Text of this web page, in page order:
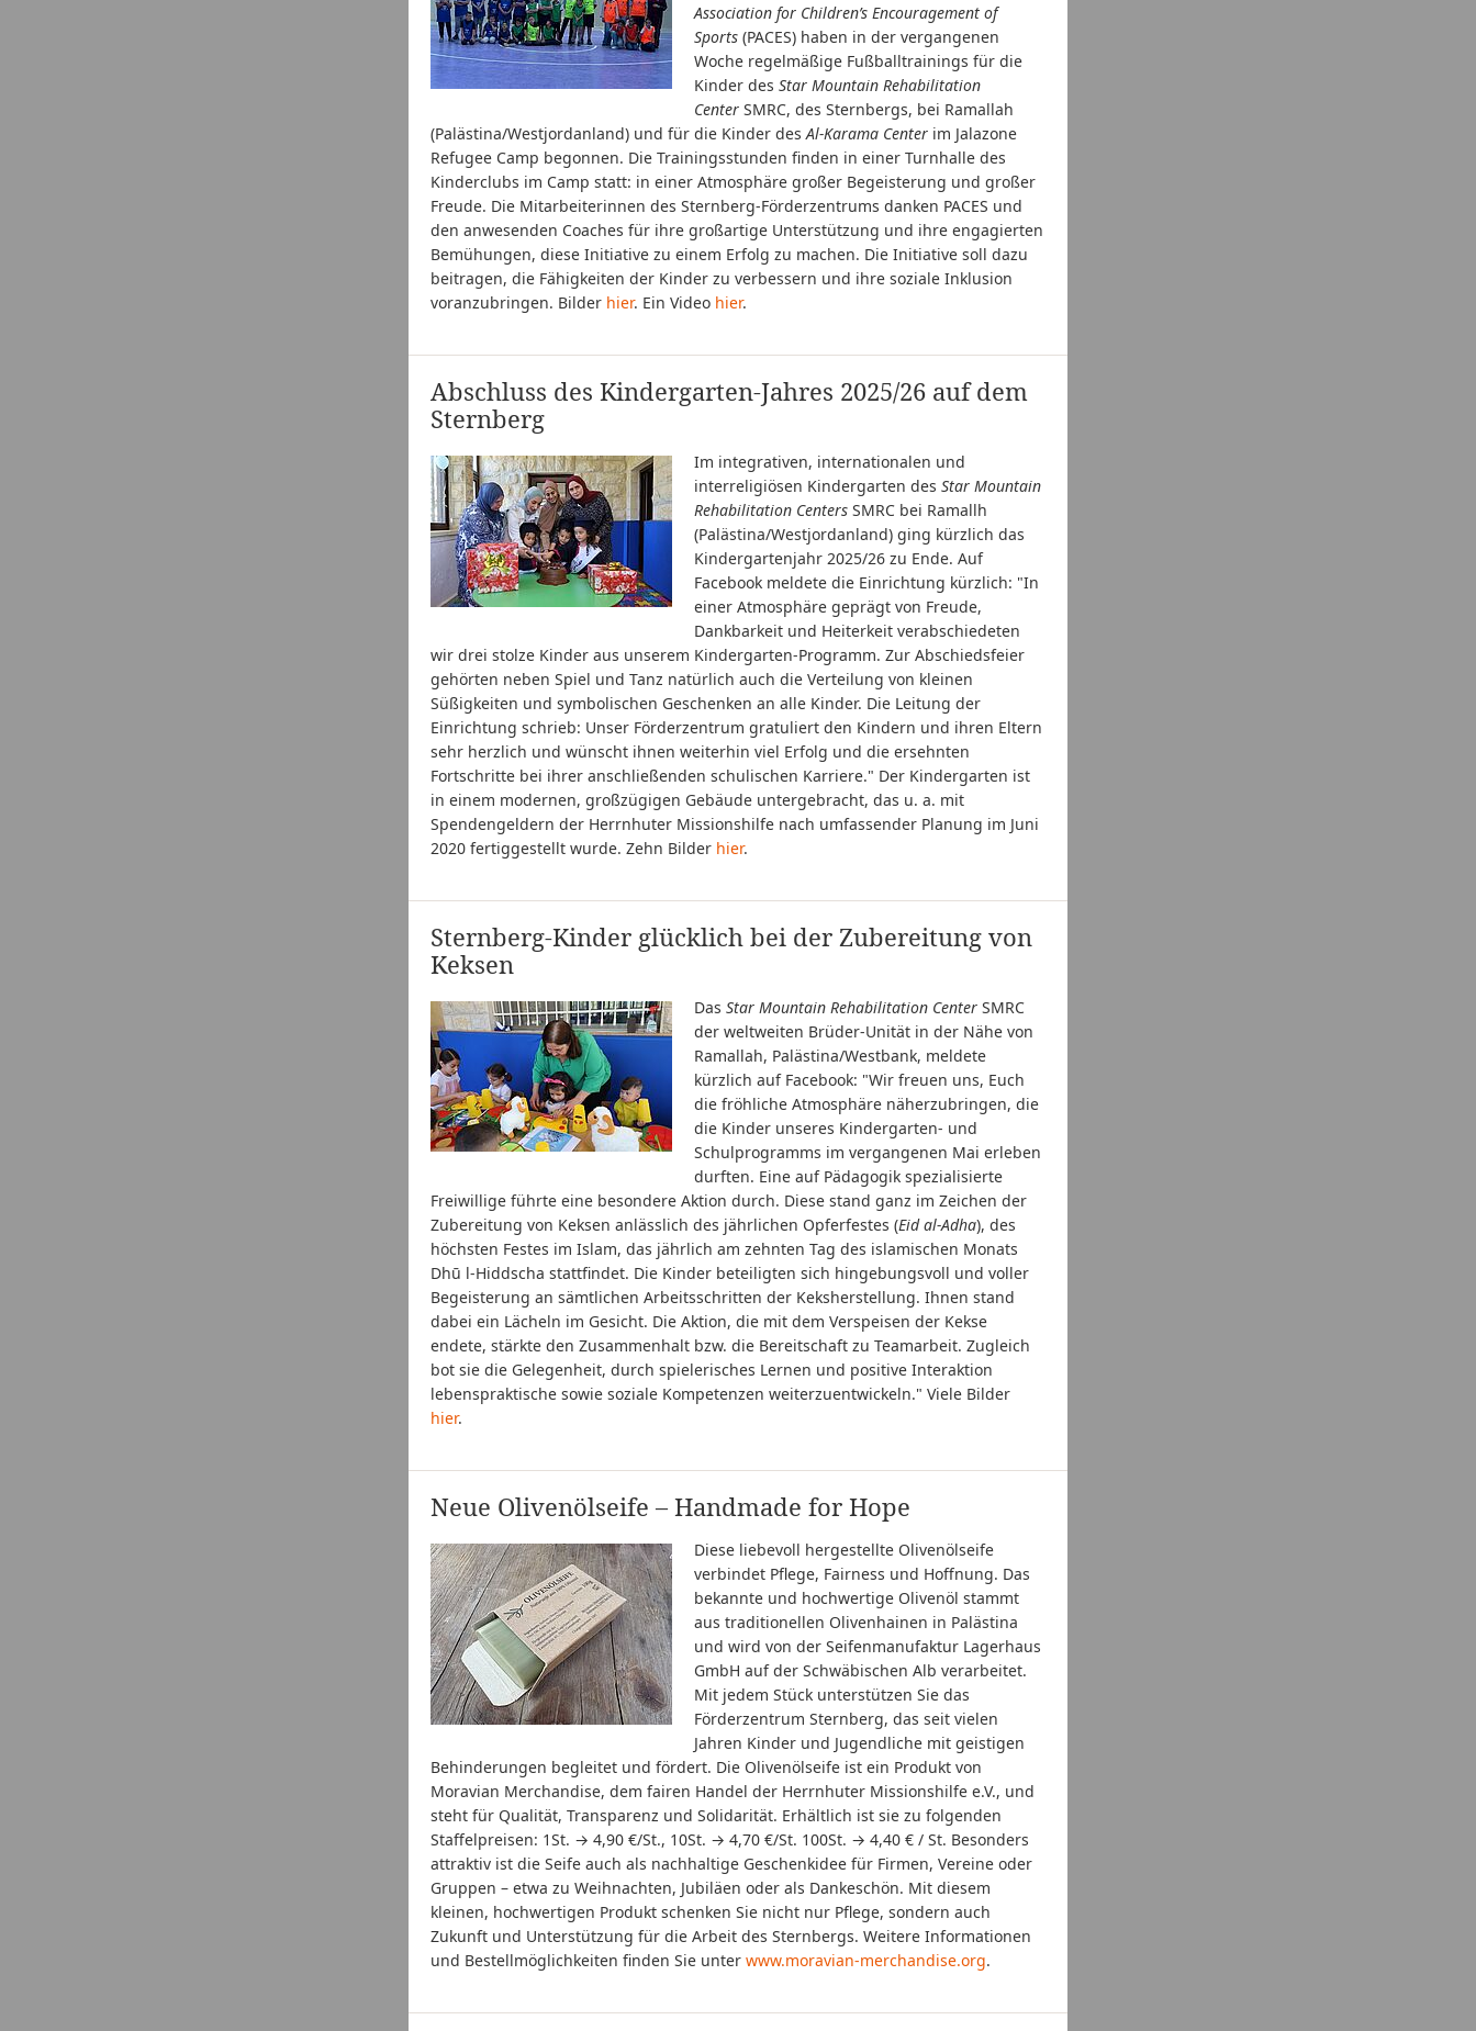
Association for Children’s Encouragement of
Sports (PACES) haben in der vergangenen
Woche regelmäßige Fußballtrainings für die
Kinder des Star Mountain Rehabilitation
Center SMRC, des Sternbergs, bei Ramallah
(Palästina/Westjordanland) und für die Kinder desAl-Karama Center im Jalazone
Refugee Camp begonnen. Die Trainingsstunden finden in einer Turnhalle des
Kinderclubs im Camp statt: in einer Atmosphäre großer Begeisterung und großer
Freude. Die Mitarbeiterinnen des Sternberg-Förderzentrums danken PACES und
den anwesenden Coaches für ihre großartige Unterstützung und ihre engagierten
Bemühungen, diese Initiative zu einem Erfolg zu machen. Die Initiative soll dazu
beitragen, die Fähigkeiten der Kinder zu verbessern und ihre soziale Inklusion
voranzubringen. Bilder hier. Ein Video hier.
Abschluss des Kindergarten-Jahres 2025/26 auf dem
Sternberg
Im integrativen, internationalen und
interreligiösen Kindergarten des Star Mountain
Rehabilitation Centers SMRC bei Ramallh
(Palästina/Westjordanland) ging kürzlich das
Kindergartenjahr 2025/26 zu Ende. Auf
Facebook meldete die Einrichtung kürzlich: "In
einer Atmosphäre geprägt von Freude,
Dankbarkeit und Heiterkeit verabschiedeten
wir drei stolze Kinder aus unserem Kindergarten-Programm. Zur Abschiedsfeier
gehörten neben Spiel und Tanz natürlich auch die Verteilung von kleinen
Süßigkeiten und symbolischen Geschenken an alle Kinder. Die Leitung der
Einrichtung schrieb: Unser Förderzentrum gratuliert den Kindern und ihren Eltern
sehr herzlich und wünscht ihnen weiterhin viel Erfolg und die ersehnten
Fortschritte bei ihrer anschließenden schulischen Karriere." Der Kindergarten ist
in einem modernen, großzügigen Gebäude untergebracht, das u. a. mit
Spendengeldern der Herrnhuter Missionshilfe nach umfassender Planung im Juni
2020 fertiggestellt wurde. Zehn Bilder hier.
Sternberg-Kinder glücklich bei der Zubereitung von
Keksen
Das Star Mountain Rehabilitation Center SMRC
der weltweiten Brüder-Unität in der Nähe von
Ramallah, Palästina/Westbank, meldete
kürzlich auf Facebook: "Wir freuen uns, Euch
die fröhliche Atmosphäre näherzubringen, die
die Kinder unseres Kindergarten- und
Schulprogramms im vergangenen Mai erleben
durften. Eine auf Pädagogik spezialisierte
Freiwillige führte eine besondere Aktion durch. Diese stand ganz im Zeichen der
Zubereitung von Keksen anlässlich des jährlichen Opferfestes (Eid al-Adha), des
höchsten Festes im Islam, das jährlich am zehnten Tag des islamischen Monats
Dhū l-Hiddscha stattfindet. Die Kinder beteiligten sich hingebungsvoll und voller
Begeisterung an sämtlichen Arbeitsschritten der Keksherstellung. Ihnen stand
dabei ein Lächeln im Gesicht. Die Aktion, die mit dem Verspeisen der Kekse
endete, stärkte den Zusammenhalt bzw. die Bereitschaft zu Teamarbeit. Zugleich
bot sie die Gelegenheit, durch spielerisches Lernen und positive Interaktion
lebenspraktische sowie soziale Kompetenzen weiterzuentwickeln." Viele Bilder
hier.
Neue Olivenölseife – Handmade for Hope
Diese liebevoll hergestellte Olivenölseife
verbindet Pflege, Fairness und Hoffnung. Das
bekannte und hochwertige Olivenöl stammt
aus traditionellen Olivenhainen in Palästina
und wird von der Seifenmanufaktur Lagerhaus
GmbH auf der Schwäbischen Alb verarbeitet.
Mit jedem Stück unterstützen Sie das
Förderzentrum Sternberg, das seit vielen
Jahren Kinder und Jugendliche mit geistigen
Behinderungen begleitet und fördert. Die Olivenölseife ist ein Produkt von
Moravian Merchandise, dem fairen Handel der Herrnhuter Missionshilfe e.V., und
steht für Qualität, Transparenz und Solidarität. Erhältlich ist sie zu folgenden
Staffelpreisen: 1St. → 4,90 €/St., 10St. → 4,70 €/St. 100St. → 4,40 € / St. Besonders
attraktiv ist die Seife auch als nachhaltige Geschenkidee für Firmen, Vereine oder
Gruppen – etwa zu Weihnachten, Jubiläen oder als Dankeschön. Mit diesem
kleinen, hochwertigen Produkt schenken Sie nicht nur Pflege, sondern auch
Zukunft und Unterstützung für die Arbeit des Sternbergs. Weitere Informationen
und Bestellmöglichkeiten finden Sie unter www.moravian-merchandise.org.